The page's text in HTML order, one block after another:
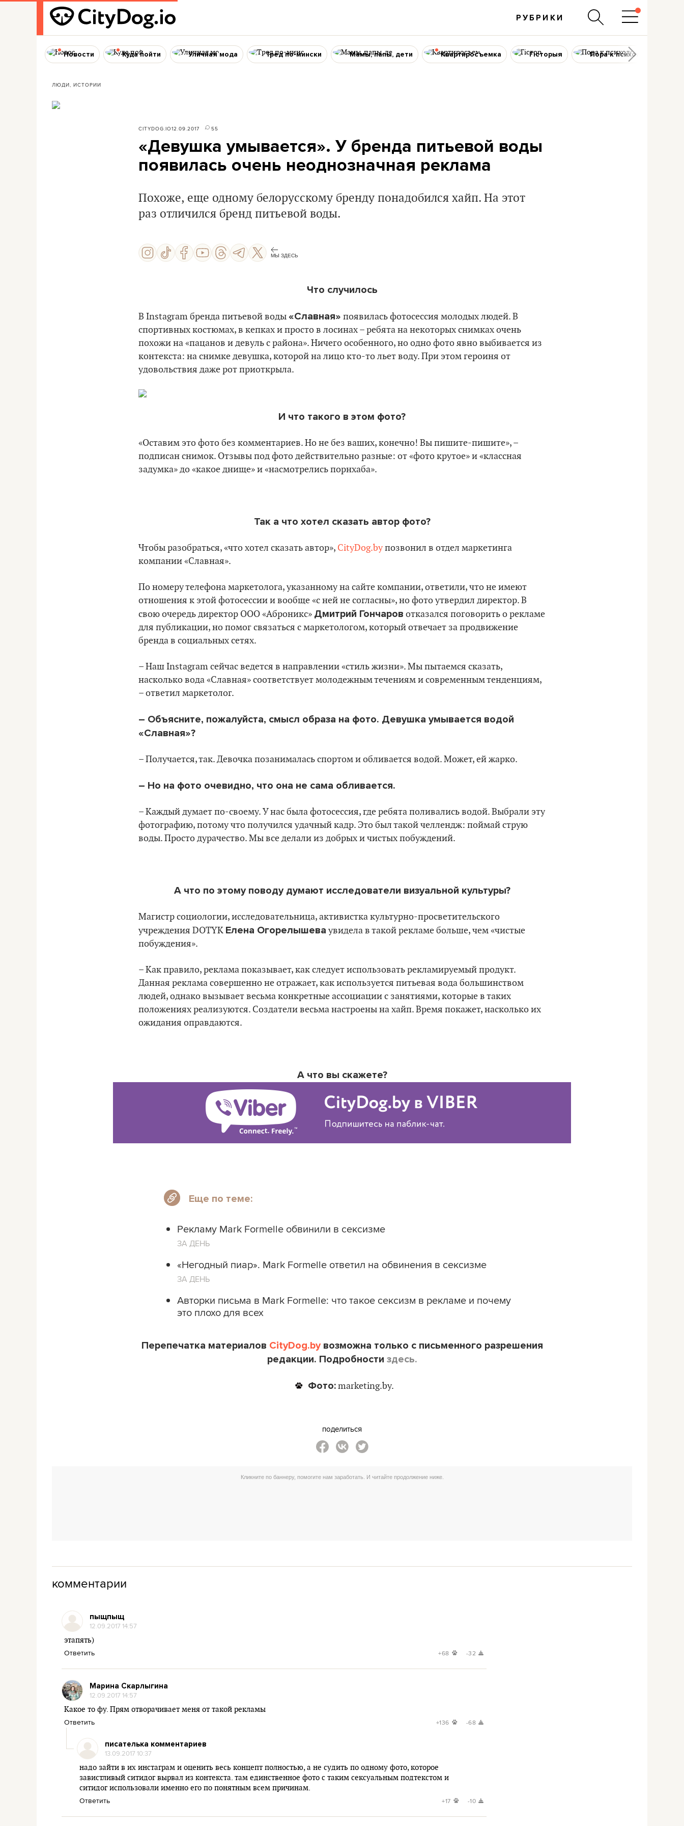
РУБРИКИ
Новости Куда пойти Уличная мода Тред по-мински Мамы, папы, дети Квартиросъемка Гісторыя Пора к психологу
ЛЮДИ, ИСТОРИИ
CITYDOG.IO12.09.2017 55
«Девушка умывается». У бренда питьевой воды
появилась очень неоднозначная реклама
Похоже, еще одному белорусскому бренду понадобился хайп. На этот
раз отличился бренд питьевой воды.
МЫ ЗДЕСЬ
Что случилось
В Instagram бренда питьевой воды«Славная» появилась фотосессия молодых людей. В
спортивных костюмах, в кепках и просто в лосинах – ребята на некоторых снимках очень
похожи на «пацанов и девуль с района». Ничего особенного, но одно фото явно выбивается из
контекста: на снимке девушка, которой на лицо кто-то льет воду. При этом героиня от
удовольствия даже рот приоткрыла.
И что такого в этом фото?
«Оставим это фото без комментариев. Но не без ваших, конечно! Вы пишите-пишите», –
подписан снимок. Отзывы под фото действительно разные: от «фото крутое» и «классная
задумка» до «какое днище» и «насмотрелись порнхаба».
Так а что хотел сказать автор фото?
Чтобы разобраться, «что хотел сказать автор», CityDog.byпозвонил в отдел маркетинга
компании «Славная».
По номеру телефона маркетолога, указанному на сайте компании, ответили, что не имеют
отношения к этой фотосессии и вообще «с ней не согласны», но фото утвердил директор. В
свою очередь директор ООО «Аброникс» Дмитрий Гончаров отказался поговорить о рекламе
для публикации, но помог связаться с маркетологом, который отвечает за продвижение
бренда в социальных сетях.
– Наш Instagram сейчас ведется в направлении «стиль жизни». Мы пытаемся сказать,
насколько вода «Славная» соответствует молодежным течениям и современным тенденциям,
– ответил маркетолог.
– Объясните, пожалуйста, смысл образа на фото. Девушка умывается водой
«Славная»?
– Получается, так. Девочка позанималась спортом и обливается водой. Может, ей жарко.
– Но на фото очевидно, что она не сама обливается.
– Каждый думает по-своему. У нас была фотосессия, где ребята поливались водой. Выбрали эту
фотографию, потому что получился удачный кадр. Это был такой челлендж: поймай струю
воды. Просто дурачество. Мы все делали из добрых и чистых побуждений.
А что по этому поводу думают исследователи визуальной культуры?
Магистр социологии, исследовательница, активистка культурно-просветительского
учреждения DOTYK Елена Огорелышева увидела в такой рекламе больше, чем «чистые
побуждения».
– Как правило, реклама показывает, как следует использовать рекламируемый продукт.
Данная реклама совершенно не отражает, как используется питьевая вода большинством
людей, однако вызывает весьма конкретные ассоциации с занятиями, которые в таких
положениях реализуются. Создатели весьма настроены на хайп. Время покажет, насколько их
ожидания оправдаются.
А что вы скажете?
Еще по теме:
Рекламу Mark Formelle обвинили в сексизме
ЗА ДЕНЬ
«Негодный пиар». Mark Formelle ответил на обвинения в сексизме
ЗА ДЕНЬ
Авторки письма в Mark Formelle: что такое сексизм в рекламе и почему
это плохо для всех
Перепечатка материалов CityDog.byвозможна только с письменного разрешения
редакции. Подробности здесь.
Фото:marketing.by.
поделиться
комментарии
пыщпыщ
12.09.2017 14:57
этапять)
Ответить +68 -32
Марина Скарлыгина
12.09.2017 14:57
Какое то фу. Прям отворачивает меня от такой рекламы
Ответить +136 -68
писателька комментариев
13.09.2017 10:37
надо зайти в их инстаграм и оценить весь концепт полностью, а не судить по одному фото, которое
завистливый ситидог вырвал из контекста. там единственное фото с таким сексуальным подтекстом и
ситидог использовали именно его по понятным всем причинам.
Ответить +17 -10